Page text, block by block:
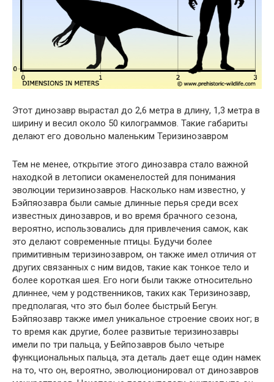
Этот динозавр вырастал до 2,6 метра в длину, 1,3 метра в
ширину и весил около 50 килограммов. Такие габариты
делают его довольно маленьким Теризинозавром
Тем не менее, открытие этого динозавра стало важной
находкой в летописи окаменелостей для понимания
эволюции теризинозавров. Насколько нам известно, у
Бэйпяозавра были самые длинные перья среди всех
известных динозавров, и во время брачного сезона,
вероятно, использовались для привлечения самок, как
это делают современные птицы. Будучи более
примитивным теризинозавром, он также имел отличия от
других связанных с ним видов, такие как тонкое тело и
более короткая шея. Его ноги были также относительно
длиннее, чем у родственников, таких как Теризинозавр,
предполагая, что это был более быстрый Бегун.
Бэйпяозавр также имел уникальное строение своих ног; в
то время как другие, более развитые теризинозавры
имели по три пальца, у Бейпозавров было четыре
функциональных пальца, эта деталь дает еще один намек
на то, что он, вероятно, эволюционировал от динозавров